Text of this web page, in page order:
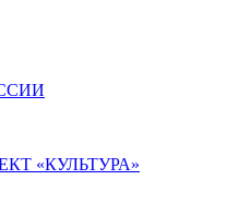
«КУЛЬТУРА»